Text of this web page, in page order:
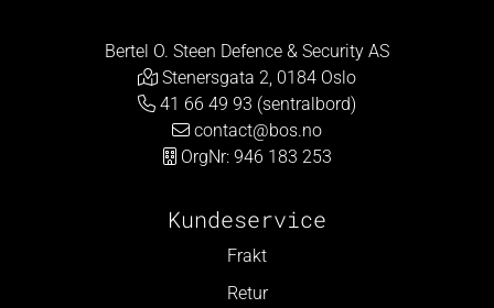
Bertel O. Steen Defence & Security AS
Stenersgata 2, 0184 Oslo
41 66 49 93 (sentralbord)
contact@bos.no
OrgNr: 946 183 253
Kundeservice
Frakt
Retur